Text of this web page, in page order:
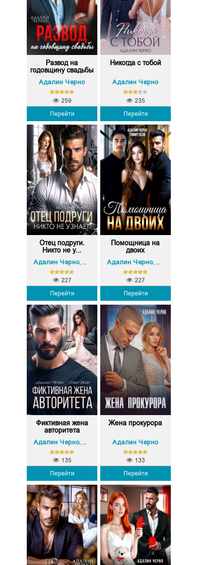
Развод на
годовщину свадьбы
Адалин Черно
Перейти
259
Никогда с тобой
Адалин Черно
Перейти
235
Отец подруги.
Никто не у...
Адалин Черно, Вероника Касс
Перейти
227
Помощница на
двоих
Адалин Черно, Tommy Glub
Перейти
227
Фиктивная жена
авторитета
Адалин Черно, Софи Вебер
Перейти
135
Жена прокурора
Адалин Черно
Перейти
133